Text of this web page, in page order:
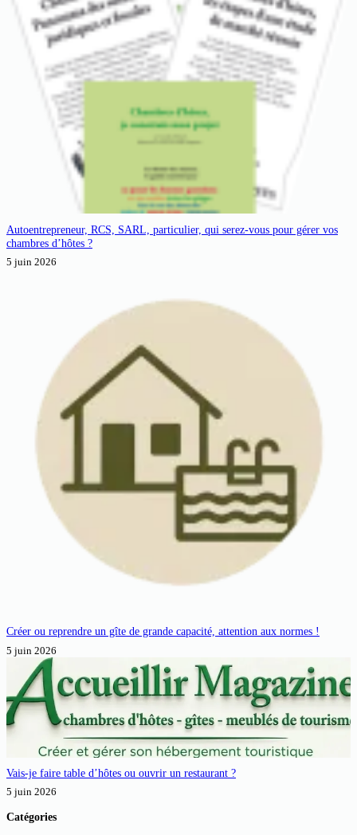
Autoentrepreneur, RCS, SARL, particulier, qui serez-vous pour gérer vos
chambres d’hôtes ?
5 juin 2026
Créer ou reprendre un gîte de grande capacité, attention aux normes !
5 juin 2026
Vais-je faire table d’hôtes ou ouvrir un restaurant ?
5 juin 2026
Catégories